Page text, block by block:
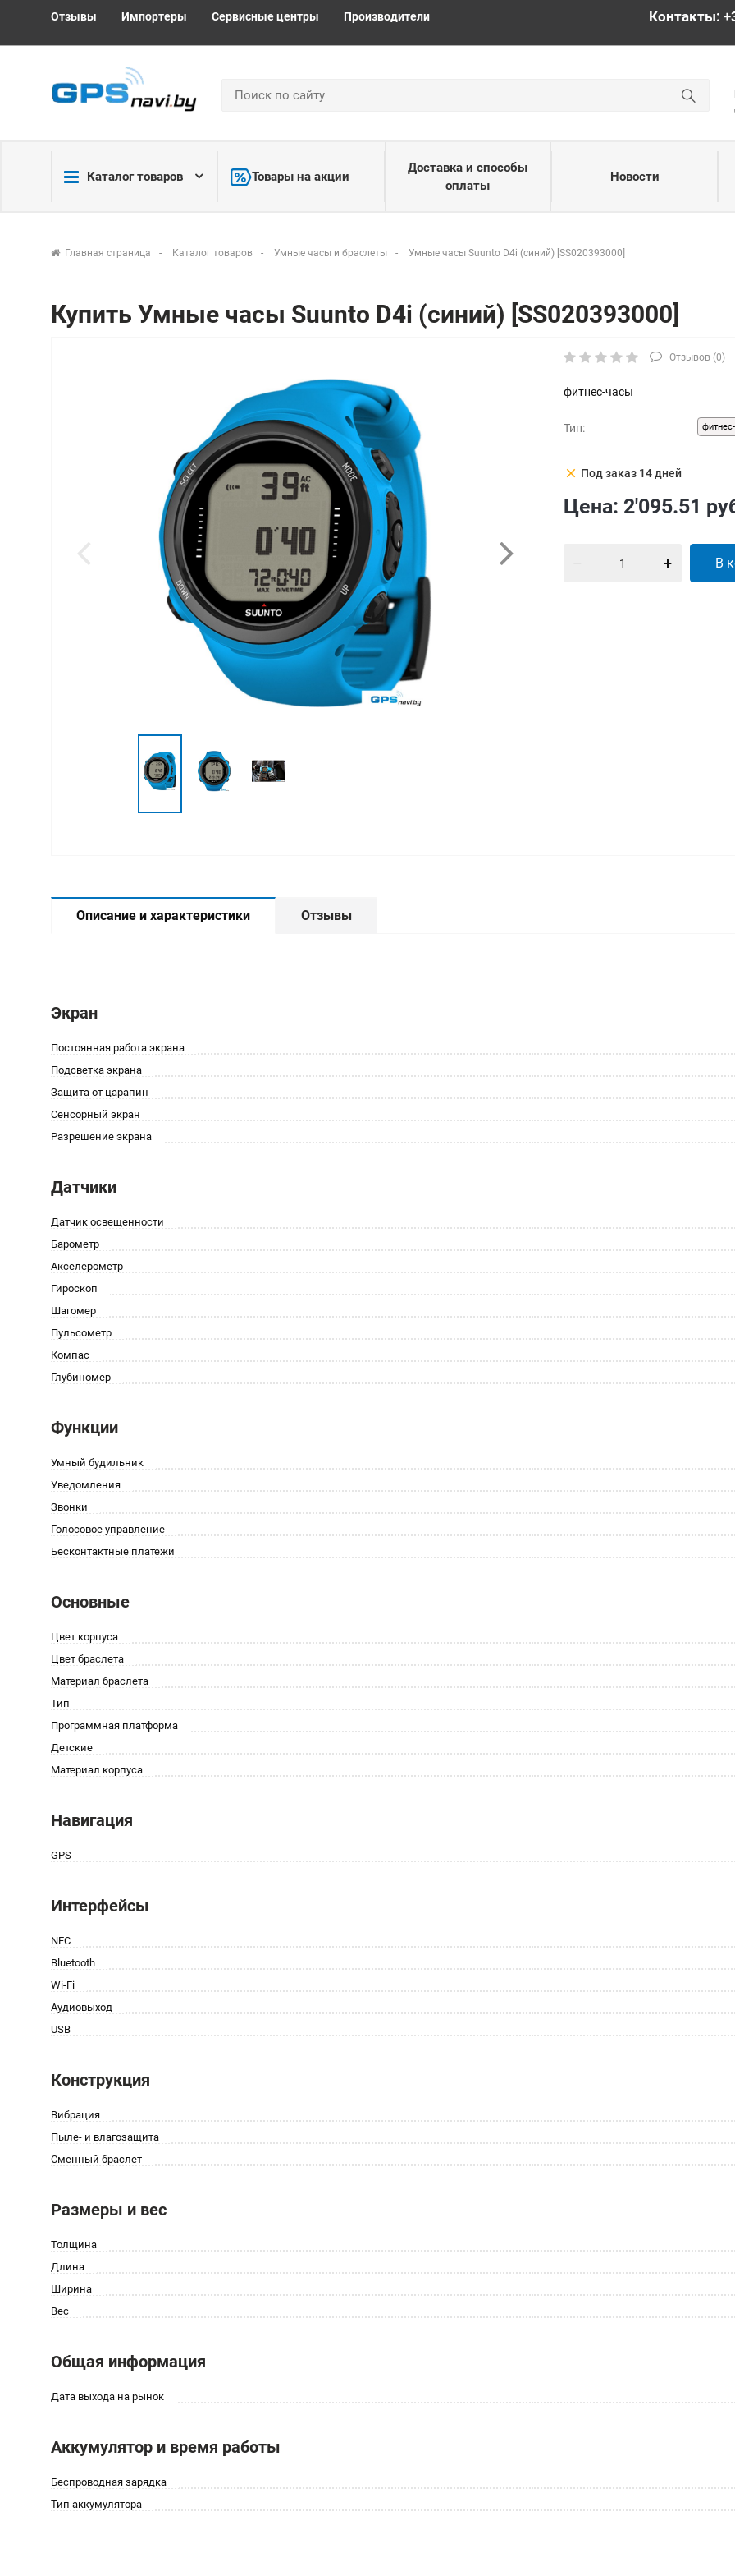
Отзывы Импортеры Сервисные центры Производители Контакты:
Каталог товаров Товары на акции
Доставка и способы
оплаты
Новости
Главная страница Каталог товаров Умные часы и браслеты Умные часы Suunto D4i (синий) [SS020393000]
Купить Умные часы Suunto D4i (синий) [SS020393000]
Отзывов (0)
фитнес-часы
Тип:
clear Под заказ 14 дней
Цена: 2'095.51
В
Описание и характеристики Отзывы
Экран
Постоянная работа экрана
Подсветка экрана
Защита от царапин
Сенсорный экран
Разрешение экрана
Датчики
Датчик освещенности
Барометр
Акселерометр
Гироскоп
Шагомер
Пульсометр
Компас
Глубиномер
Функции
Умный будильник
Уведомления
Звонки
Голосовое управление
Бесконтактные платежи
Основные
Цвет корпуса
Цвет браслета
Материал браслета
Тип
Программная платформа
Детские
Материал корпуса
Навигация
GPS
Интерфейсы
NFC
Bluetooth
Wi-Fi
Аудиовыход
USB
Конструкция
Вибрация
Пыле- и влагозащита
Сменный браслет
Размеры и вес
Толщина
Длина
Ширина
Вес
Общая информация
Дата выхода на рынок
Аккумулятор и время работы
Беспроводная зарядка
Тип аккумулятора